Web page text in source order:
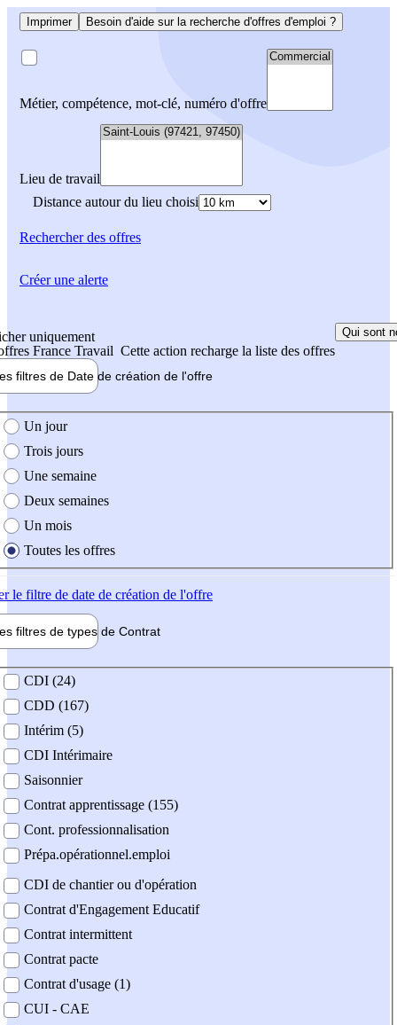
Imprimer Besoin d'aide sur la recherche d'offres d'emploi ?
Métier, compétence, mot-clé, numéro d'offre
Lieu de travail
Distance autour du lieu choisi
Rechercherdes offres
uniquement
France Travail Cette action recharge la liste des offres
Qui sont
filtres de Date de création de l'offre
création de l'offre
Un jour
Trois jours
Une semaine
Deux semaines
Un mois
Toutes les offres
le filtre de date de création de l'offre
filtres de types de Contrat
contrat
CDI (24)
CDD (167)
Intérim (5)
CDI Intérimaire
Saisonnier
Contrat apprentissage (155)
Cont. professionnalisation
Prépa.opérationnel.emploi
CDI de chantier ou d'opération
Contrat d'Engagement Educatif
Contrat intermittent
Contrat pacte
Contrat d'usage (1)
CUI - CAE
Créer une alerte